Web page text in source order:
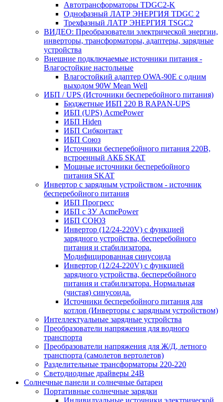
Автотрансформаторы TDGC2-K
Однофазный ЛАТР ЭНЕРГИЯ TDGC 2
Трехфазный ЛАТР ЭНЕРГИЯ TSGC2
ВИДЕО: Преобразователи электрической энергии,
инверторы, трансформаторы, адаптеры, зарядные
устройства
Внешние подключаемые источники питания -
Влагостойкие настольные
Влагостойкий адаптер OWA-90E с одним
выходом 90W Mean Well
ИБП / UPS (Источники бесперебойного питания)
Бюджетные ИБП 220 В RAPAN-UPS
ИБП (UPS) AcmePower
ИБП Hiden
ИБП Сибконтакт
ИБП Союз
Источники бесперебойного питания 220В,
встроенный АКБ SKAT
Мощные источники бесперебойного
питания SKAT
Инвертор с зарядным устройством - источник
бесперебойного питания
ИБП Прогресс
ИБП с ЗУ AcmePower
ИБП СОЮЗ
Инвертор (12/24-220V) с функцией
зарядного устройства, бесперебойного
питания и стабилизатора.
Модифицированная синусоида
Инвертор (12/24-220V) с функцией
зарядного устройства, бесперебойного
питания и стабилизатора. Нормальная
(чистая) синусоида.
Источники бесперебойного питания для
котлов (Инверторы с зарядным устройством)
Интеллектуальные зарядные устройства
Преобразователи напряжения для водного
транспорта
Преобразователи напряжения для Ж/Д, летного
транспорта (самолетов вертолетов)
Разделительные трансформаторы 220-220
Светодиодные драйверы 24В
Солнечные панели и солнечные батареи
Портативные солнечные зарядки
Индивидуальные источники электрической